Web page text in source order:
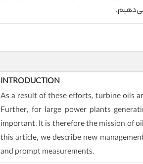
INTRODUCTION
As a result of these efforts, turbine oils
Further, for large power plants
important. It is therefore the mission of
this article, we describe new
and prompt measurements.